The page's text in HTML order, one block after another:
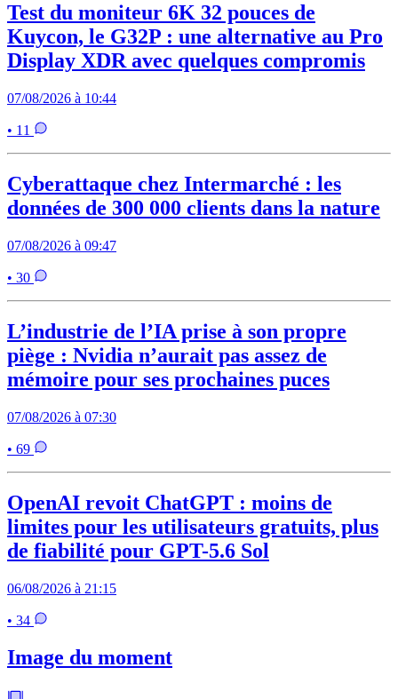
Test du moniteur 6K 32 pouces de
Kuycon, le G32P : une alternative au Pro
Display XDR avec quelques compromis
07/08/2026 à 10:44
• 11
Cyberattaque chez Intermarché : les
données de 300 000 clients dans la nature
07/08/2026 à 09:47
• 30
L’industrie de l’IA prise à son propre
piège : Nvidia n’aurait pas assez de
mémoire pour ses prochaines puces
07/08/2026 à 07:30
• 69
OpenAI revoit ChatGPT : moins de
limites pour les utilisateurs gratuits, plus
de fiabilité pour GPT-5.6 Sol
06/08/2026 à 21:15
• 34
Image du moment